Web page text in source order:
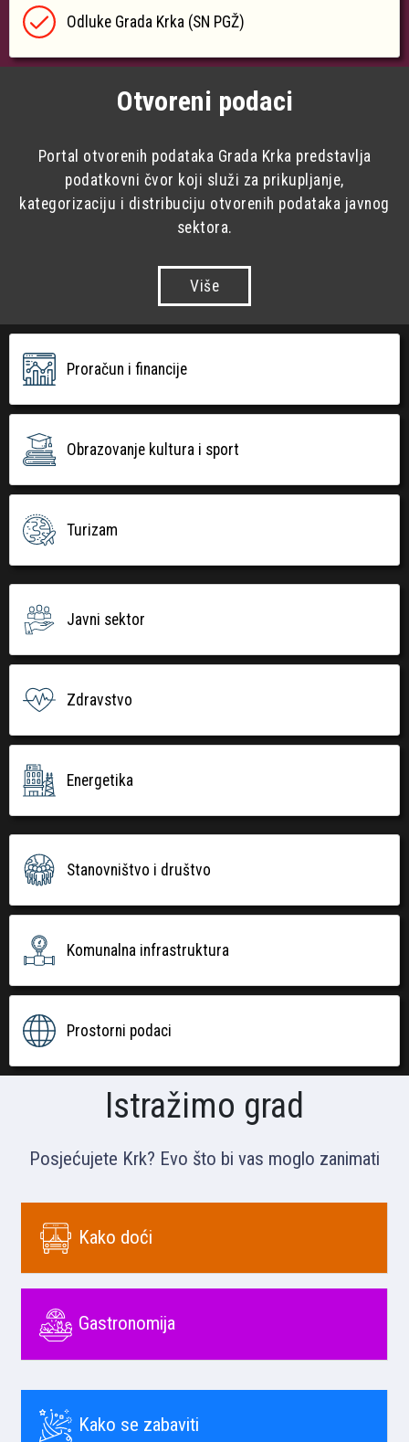
Odluke Grada Krka (SN PGŽ)
Otvoreni podaci
Portal otvorenih podataka Grada Krka predstavlja
podatkovni čvor koji služi za prikupljanje,
kategorizaciju i distribuciju otvorenih podataka javnog
sektora.
Više
Proračun i financije
Obrazovanje kultura i sport
Turizam
Javni sektor
Zdravstvo
Energetika
Stanovništvo i društvo
Komunalna infrastruktura
Prostorni podaci
Istražimo grad
Posjećujete Krk? Evo što bi vas moglo zanimati
Kako doći
Gastronomija
Kako se zabaviti